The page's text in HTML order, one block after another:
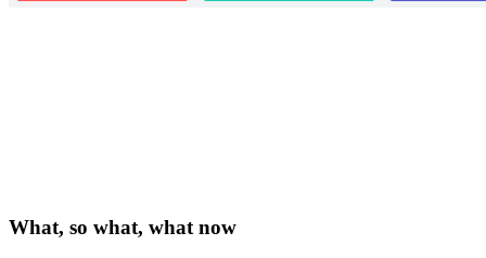
What, so what, what now